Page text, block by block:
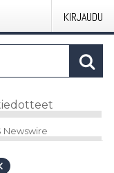
KIRJAUDU
Newswire